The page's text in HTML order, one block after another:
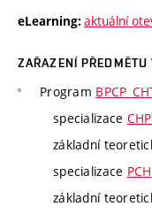
eLearning: aktuální
ZAŘAZENÍ
Program
specializace
základní
specializace PCH
základní